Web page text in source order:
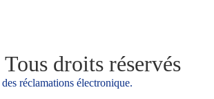
droits réservés
réclamations électronique.